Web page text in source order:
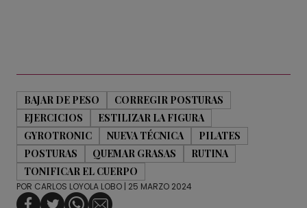
BAJAR DE PESO
CORREGIR POSTURAS
EJERCICIOS
ESTILIZAR LA FIGURA
GYROTRONIC
NUEVA TÉCNICA
PILATES
POSTURAS
QUEMAR GRASAS
RUTINA
TONIFICAR EL CUERPO
POR CARLOS LOYOLA LOBO | 25 MARZO 2024